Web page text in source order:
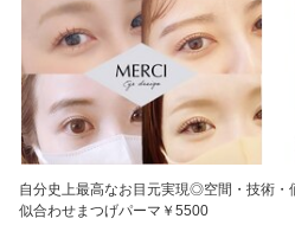
自分史上最高なお目元実現◎空間・技術・
似合わせまつげパーマ￥5500